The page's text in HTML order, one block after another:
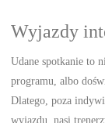
Wyjazdy
Udane spotkanie to
programu, albo
Dlatego, poza
wyjazdu, nasi